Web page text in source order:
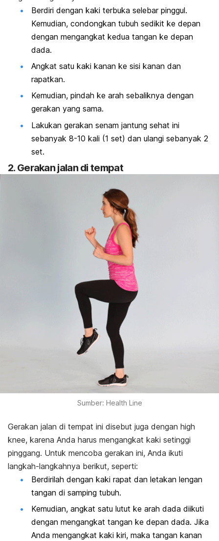
Berdiri dengan kaki terbuka selebar pinggul.
Kemudian, condongkan tubuh sedikit ke depan
dengan mengangkat kedua tangan ke depan
dada.
Angkat satu kaki kanan ke sisi kanan dan
rapatkan.
Kemudian, pindah ke arah sebaliknya dengan
gerakan yang sama.
Lakukan gerakan senam jantung sehat ini
sebanyak 8-10 kali (1 set) dan ulangi sebanyak 2
set.
2. Gerakan jalan di tempat
Sumber: Health Line
Gerakan jalan di tempat ini disebut juga dengan high
knee, karena Anda harus mengangkat kaki setinggi
pinggang. Untuk mencoba gerakan ini, Anda ikuti
langkah-langkahnya berikut, seperti:
Berdirilah dengan kaki rapat dan letakan lengan
tangan di samping tubuh.
Kemudian, angkat satu lutut ke arah dada diikuti
dengan mengangkat tangan ke depan dada. Jika
Anda mengangkat kaki kiri, maka tangan kanan